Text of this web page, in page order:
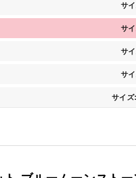
サ
サ
サ
サ
サイ